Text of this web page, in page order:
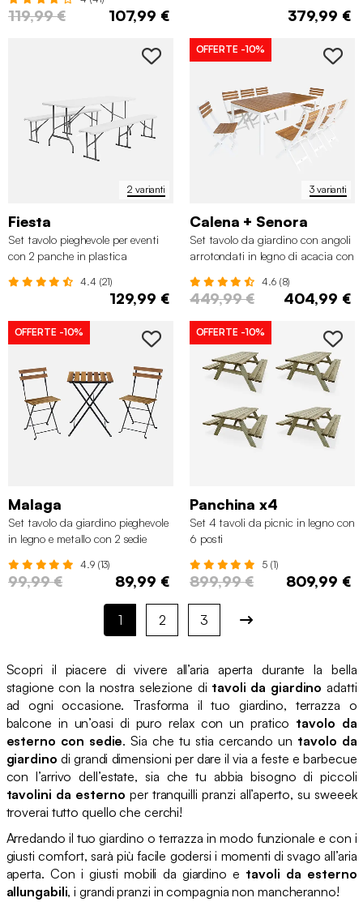
119,99 € 107,99 € 379,99 €
2 varianti
Fiesta
Set tavolo pieghevole per eventi
con 2 panche in plastica
4.4 (21)
129,99 €
3 varianti
OFFERTE -10%
Calena + Senora
Set tavolo da giardino con angoli
arrotondati in legno di acacia con
4.6 (8)
449,99 € 404,99 €
OFFERTE -10%
Malaga
Set tavolo da giardino pieghevole
in legno e metallo con 2 sedie
4.9 (13)
99,99 € 89,99 €
OFFERTE -10%
Panchina x4
Set 4 tavoli da picnic in legno con
6 posti
5 (1)
899,99 € 809,99 €
1 2 3
Scopri il piacere di vivere all’aria aperta durante la bella
stagione con la nostra selezione di tavoli da giardino adatti
ad ogni occasione. Trasforma il tuo giardino, terrazza o
balcone in un’oasi di puro relax con un pratico tavolo da
esterno con sedie. Sia che tu stia cercando un tavolo da
giardino di grandi dimensioni per dare il via a feste e barbecue
con l’arrivo dell’estate, sia che tu abbia bisogno di piccoli
tavolini da esterno per tranquilli pranzi all’aperto, su sweeek
troverai tutto quello che cerchi!
Arredando il tuo giardino o terrazza in modo funzionale e con i
giusti comfort, sarà più facile godersi i momenti di svago all’aria
aperta. Con i giusti mobili da giardino e tavoli da esterno
allungabili, i grandi pranzi in compagnia non mancheranno!